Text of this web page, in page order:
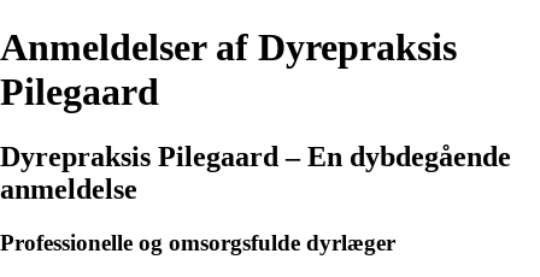
Anmeldelser af Dyrepraksis
Pilegaard
Dyrepraksis Pilegaard – En dybdegående
anmeldelse
Professionelle og omsorgsfulde dyrlæger